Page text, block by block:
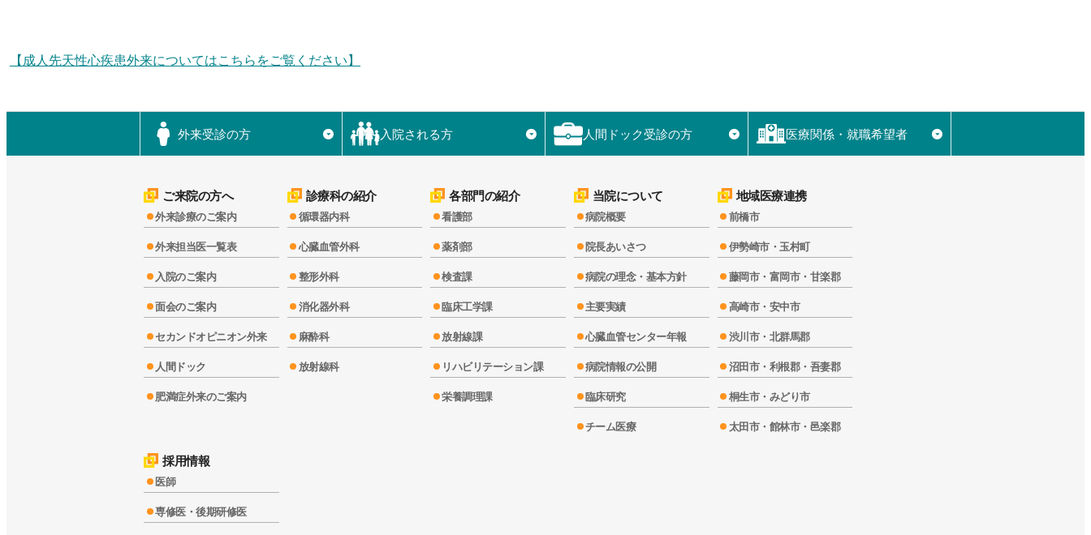
【成人先天性心疾患外来についてはこちらをご覧ください】
外来受診の方 ▼ 入院される方 ▼ 人間ドック受診の方 ▼ 医療関係・就職希望者 ▼
ご来院の方へ
外来診療のご案内
外来担当医一覧表
入院のご案内
面会のご案内
セカンドオピニオン外来
人間ドック
肥満症外来のご案内
診療科の紹介
循環器内科
心臓血管外科
整形外科
消化器外科
麻酔科
放射線科
各部門の紹介
看護部
薬剤部
検査課
臨床工学課
放射線課
リハビリテーション課
栄養調理課
当院について
病院概要
院長あいさつ
病院の理念・基本方針
主要実績
心臓血管センター年報
病院情報の公開
臨床研究
チーム医療
地域医療連携
前橋市
伊勢崎市・玉村町
藤岡市・富岡市・甘楽郡
高崎市・安中市
渋川市・北群馬郡
沼田市・利根郡・吾妻郡
桐生市・みどり市
太田市・館林市・邑楽郡
採用情報
医師
専修医・後期研修医